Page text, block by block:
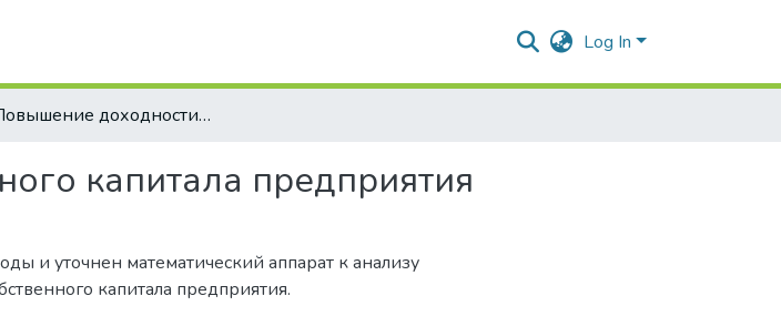
Log In
Повышение доходности собственного капитала предприятия
капитала предприятия
и уточнен математический аппарат к анализу
капитала предприятия.